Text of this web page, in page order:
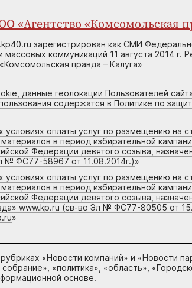
«Агентство «Комсомольская
зарегистрирован как СМИ
массовых коммуникаций 11 августа 2014
правда – Калуга»
данные геолокации Пользователей
содержатся в Политике по
условиях оплаты услуг по размещению на
в период избирательной
Федерации девятого созыва,
№ ФС77-58967 от 11.08.2014г.)»
условиях оплаты услуг по размещению на
в период избирательной
Федерации девятого созыва,
www.kp.ru (св-во Эл № ФС77-80505 от
»
«Новости компаний» и «Новости
«политика», «область»,
основе.